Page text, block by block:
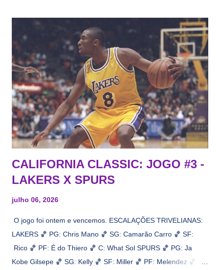
CALIFORNIA CLASSIC: JOGO #3 -
LAKERS X SPURS
julho 06, 2026
O jogo foi ontem e vencemos. ESCALAÇÕES TRIVELIANAS:
LAKERS 🏀 PG: Chris Mano 🏀 SG: Camarão Carro 🏀 SF:
Rico 🏀 PF: É do Thiero 🏀 C: What Sol SPURS 🏀 PG: Ja
Kobe Gilsepe 🏀 SG: Kelly 🏀 SF: Miller 🏀 PF: Melendez 🏀 C: